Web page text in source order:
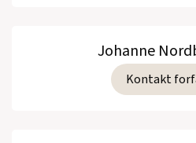
Johanne
Kontakt